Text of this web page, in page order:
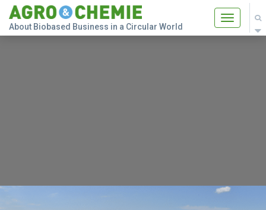
Toggle
About Biobased Business in a Circular World